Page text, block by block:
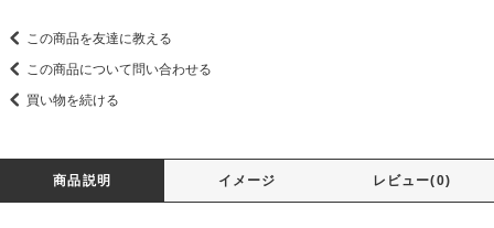
この商品を友達に教える
この商品について問い合わせる
買い物を続ける
商品説明 イメージ レビュー(0)